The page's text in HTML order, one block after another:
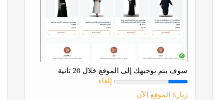
سوف يتم توجيهك إلى الموقع خلال 20 ثانية
إلغاء
زيارة الموقع الآن